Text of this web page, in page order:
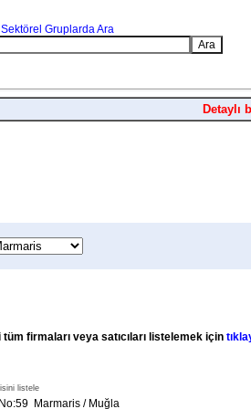
Sektörel Gruplarda Ara
Detaylı
firmaları veya satıcıları listelemek için
listele
Marmaris / Muğla